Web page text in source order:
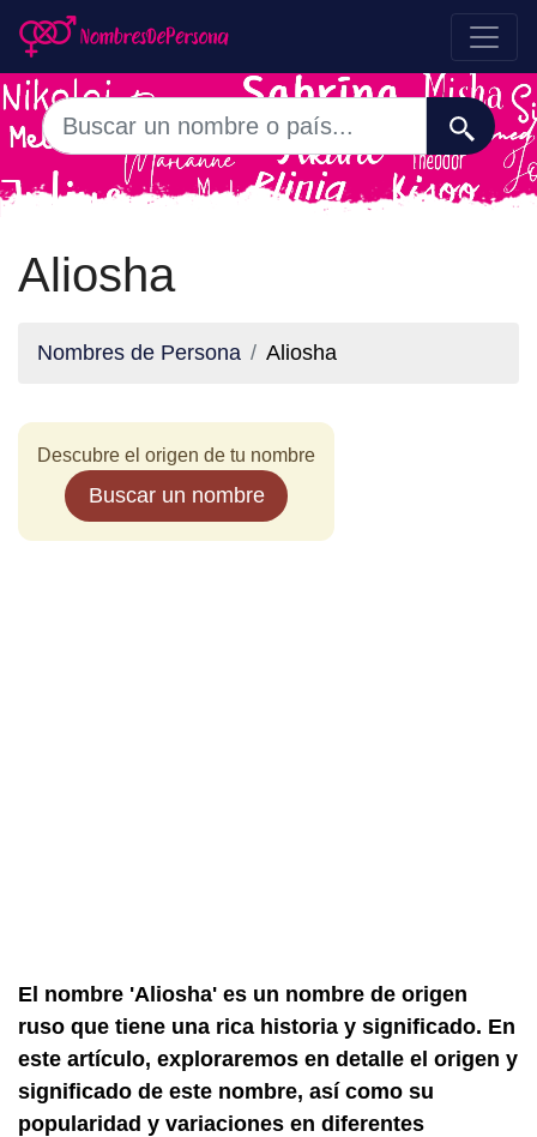
Aliosha
Nombres de Persona Aliosha
Descubre el origen de tu nombre
Buscar un nombre
El nombre 'Aliosha' es un nombre de origen
ruso que tiene una rica historia y significado. En
este artículo, exploraremos en detalle el origen y
significado de este nombre, así como su
popularidad y variaciones en diferentes